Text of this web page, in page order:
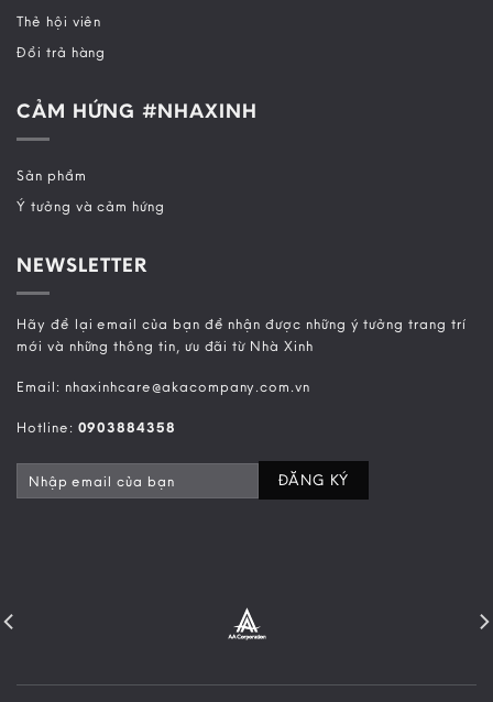
Thẻ hội viên
Đổi trả hàng
CẢM HỨNG #NHAXINH
Sản phẩm
Ý tưởng và cảm hứng
NEWSLETTER
Hãy để lại email của bạn để nhận được những ý tưởng trang trí
mới và những thông tin, ưu đãi từ Nhà Xinh
Email: nhaxinhcare@akacompany.com.vn
Hotline: 0903884358